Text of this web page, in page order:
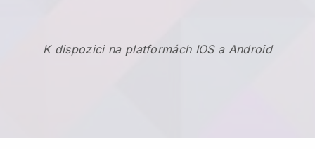
K dispozici na platformách IOS a Android